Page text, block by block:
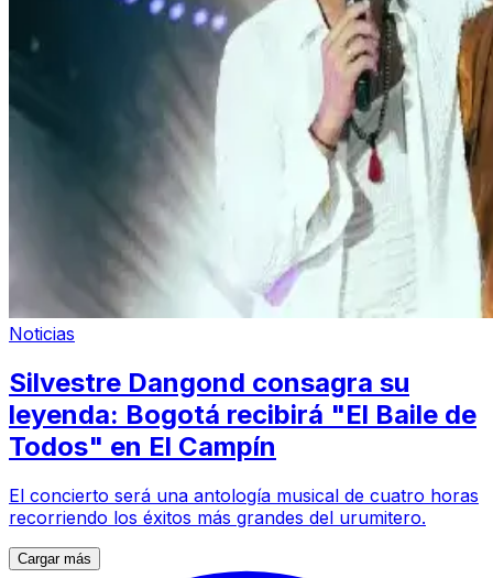
Noticias
Silvestre Dangond consagra su
leyenda: Bogotá recibirá "El Baile de
Todos" en El Campín
El concierto será una antología musical de cuatro horas
recorriendo los éxitos más grandes del urumitero.
Cargar más